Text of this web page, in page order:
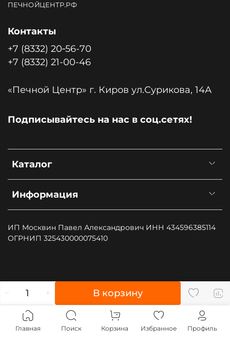
В корзину
ПЕЧНОЙЦЕНТР.РФ
Каталог
Информация
Контакты
+7 (8332) 20‑56-70
+7 (8332) 21-00-46
«Печной Центр» г. Киров ул.Сурикова, 14А
Подписывайтесь на нас в соц.сетях!
ИП Москвин Павел Александрович ИНН 434596385114
ОГРНИП 325430000075410
Главная Поиск Корзина Избранное Профиль
", type: "pageView", start: (new Date()).getTime()});
(function (d, w, id) { if (d.getElementById(id)) return; var
ts = d.createElement("script"); ts.type = "text/javascript";
ts.async = true; ts.id = id; ts.src = "https://top-